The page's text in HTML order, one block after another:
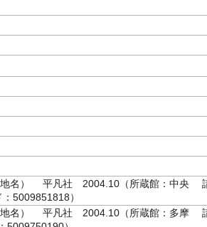
地名） 平凡社 2004.10（所蔵館：中央
5009851818）
地名） 平凡社 2004.10（所蔵館：多摩